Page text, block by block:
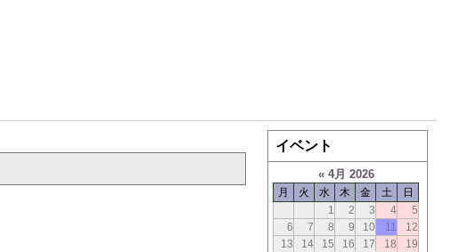
イベント
« 4月 2026
月 火 水 木 金 土
日
1
2 3 4
5
6
7 8 9 10 11
12
13
14 15 16 17 18
19